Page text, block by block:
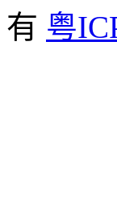
有 粤